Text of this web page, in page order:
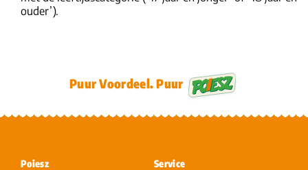
ouder’).
Puur Voordeel. Puur
Poiesz
Service